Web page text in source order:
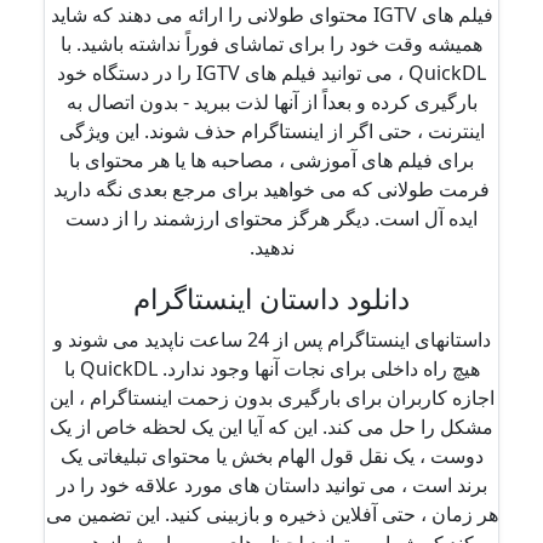
فیلم های IGTV محتوای طولانی را ارائه می دهند که شاید
همیشه وقت خود را برای تماشای فوراً نداشته باشید. با
QuickDL ، می توانید فیلم های IGTV را در دستگاه خود
بارگیری کرده و بعداً از آنها لذت ببرید - بدون اتصال به
اینترنت ، حتی اگر از اینستاگرام حذف شوند. این ویژگی
برای فیلم های آموزشی ، مصاحبه ها یا هر محتوای با
فرمت طولانی که می خواهید برای مرجع بعدی نگه دارید
ایده آل است. دیگر هرگز محتوای ارزشمند را از دست
ندهید.
دانلود داستان اینستاگرام
داستانهای اینستاگرام پس از 24 ساعت ناپدید می شوند و
هیچ راه داخلی برای نجات آنها وجود ندارد. QuickDL با
اجازه کاربران برای بارگیری بدون زحمت اینستاگرام ، این
مشکل را حل می کند. این که آیا این یک لحظه خاص از یک
دوست ، یک نقل قول الهام بخش یا محتوای تبلیغاتی یک
برند است ، می توانید داستان های مورد علاقه خود را در
هر زمان ، حتی آفلاین ذخیره و بازبینی کنید. این تضمین می